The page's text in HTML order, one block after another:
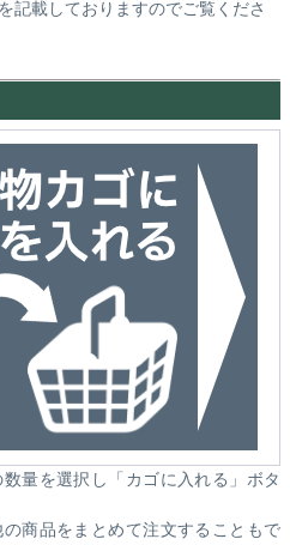
記載しておりますのでご覧くださ
量を選択し「カゴに入れる」ボタ
商品をまとめて注文することもで